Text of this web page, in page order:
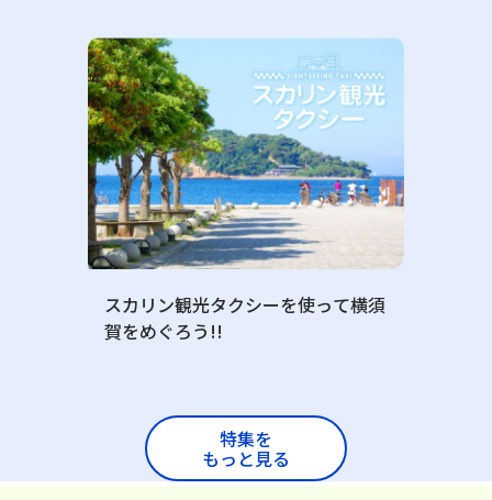
スカリン観光タクシーを使って横須
賀をめぐろう!!
特集を
もっと見る